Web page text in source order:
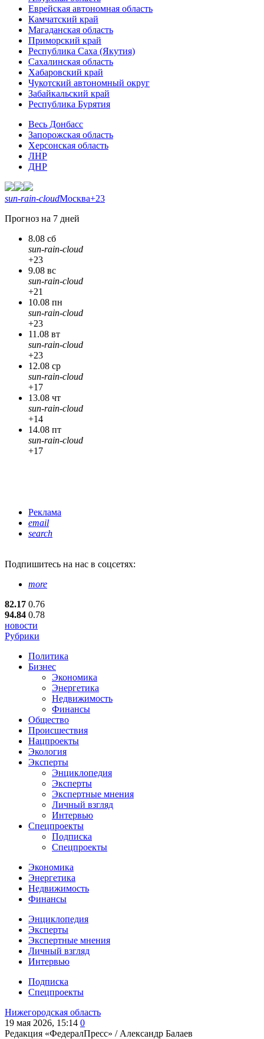
Еврейская автономная область
Камчатский край
Магаданская область
Приморский край
Республика Саха (Якутия)
Сахалинская область
Хабаровский край
Чукотский автономный округ
Забайкальский край
Республика Бурятия
Весь Донбасс
Запорожская область
Херсонская область
ЛНР
ДНР
sun-rain-cloudМосква+23
Прогноз на 7 дней
8.08 сб
sun-rain-cloud
+23
9.08 вс
sun-rain-cloud
+21
10.08 пн
sun-rain-cloud
+23
11.08 вт
sun-rain-cloud
+23
12.08 ср
sun-rain-cloud
+17
13.08 чт
sun-rain-cloud
+14
14.08 пт
sun-rain-cloud
+17
Реклама
email
search
Подпишитесь на нас в соцсетях:
more
82.17 0.76
94.84 0.78
новости
Рубрики
Политика
Бизнес
Экономика
Энергетика
Недвижимость
Финансы
Общество
Происшествия
Нацпроекты
Экология
Эксперты
Энциклопедия
Эксперты
Экспертные мнения
Личный взгляд
Интервью
Спецпроекты
Подписка
Спецпроекты
Экономика
Энергетика
Недвижимость
Финансы
Энциклопедия
Эксперты
Экспертные мнения
Личный взгляд
Интервью
Подписка
Спецпроекты
Нижегородская область
19 мая 2026, 15:14 0
Редакция «ФедералПресс» / Александр Балаев